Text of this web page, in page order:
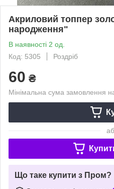
Акриловий топпер
народження"
В наявності 2 од.
Код: 5305
Роздріб
60 ₴
Мінімальна сума замовлення
Що таке купити з Пром?